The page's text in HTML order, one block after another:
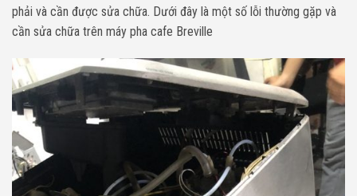
phải và cần được sửa chữa. Dưới đây là một số lỗi thường gặp và
cần sửa chữa trên máy pha cafe Breville